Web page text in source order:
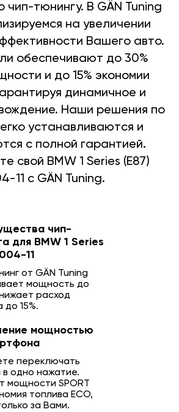
чип-тюнингу. В GÄN Tuning
на увеличении
Вашего авто.
обеспечивают до 30%
и до 15% экономии
динамичное и
Наши решения по
устанавливаются и
с полной гарантией.
свой BMW 1 Series (E87)
11 с GÄN Tuning.
чип-
для BMW 1 Series
11
от GÄN Tuning
мощность до
расход
до 15%.
мощностью
переключать
одно нажатие.
мощности SPORT
топлива ECO,
за Вами.